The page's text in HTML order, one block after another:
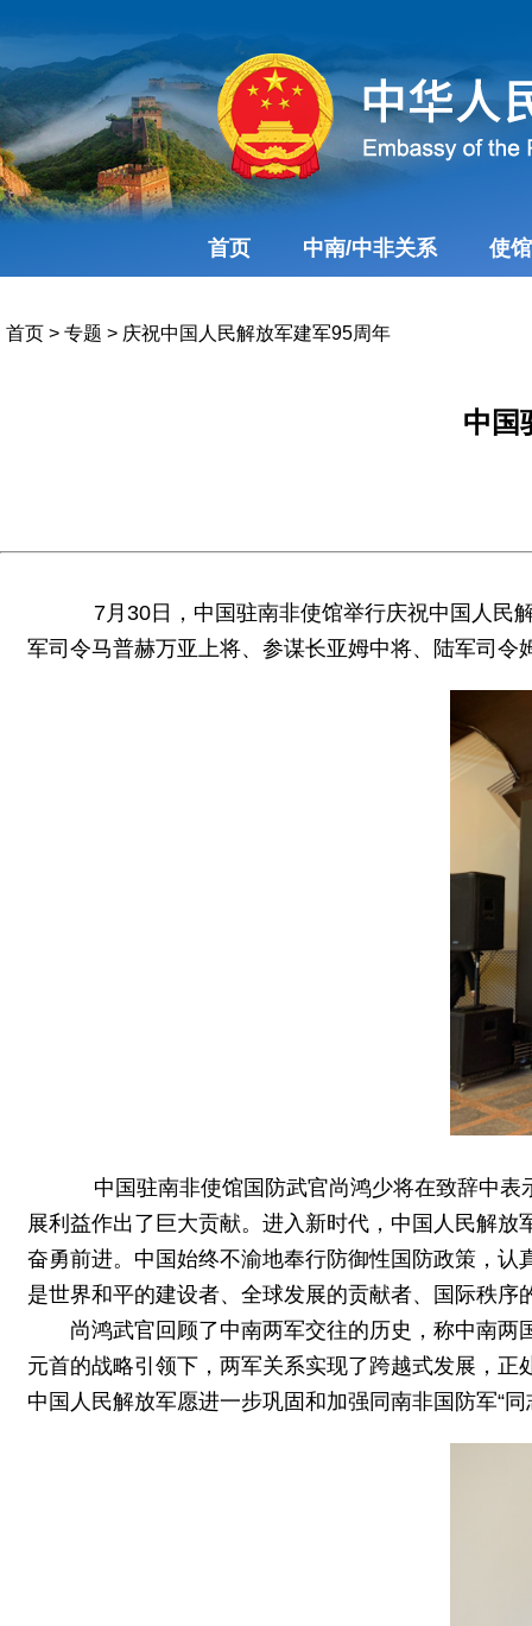
首页 中南/中非关系 使
首页 > 专题 > 庆祝中国人民解放军建军95周年
中国
7月30日，中国驻南非使馆举行庆祝中国人民解
军司令马普赫万亚上将、参谋长亚姆中将、陆军司
中国驻南非使馆国防武官尚鸿少将在致辞中表
展利益作出了巨大贡献。进入新时代，中国人民解
奋勇前进。中国始终不渝地奉行防御性国防政策，
是世界和平的建设者、全球发展的贡献者、国际秩序
尚鸿武官回顾了中南两军交往的历史，称中南两
元首的战略引领下，两军关系实现了跨越式发展，
中国人民解放军愿进一步巩固和加强同南非国防军“